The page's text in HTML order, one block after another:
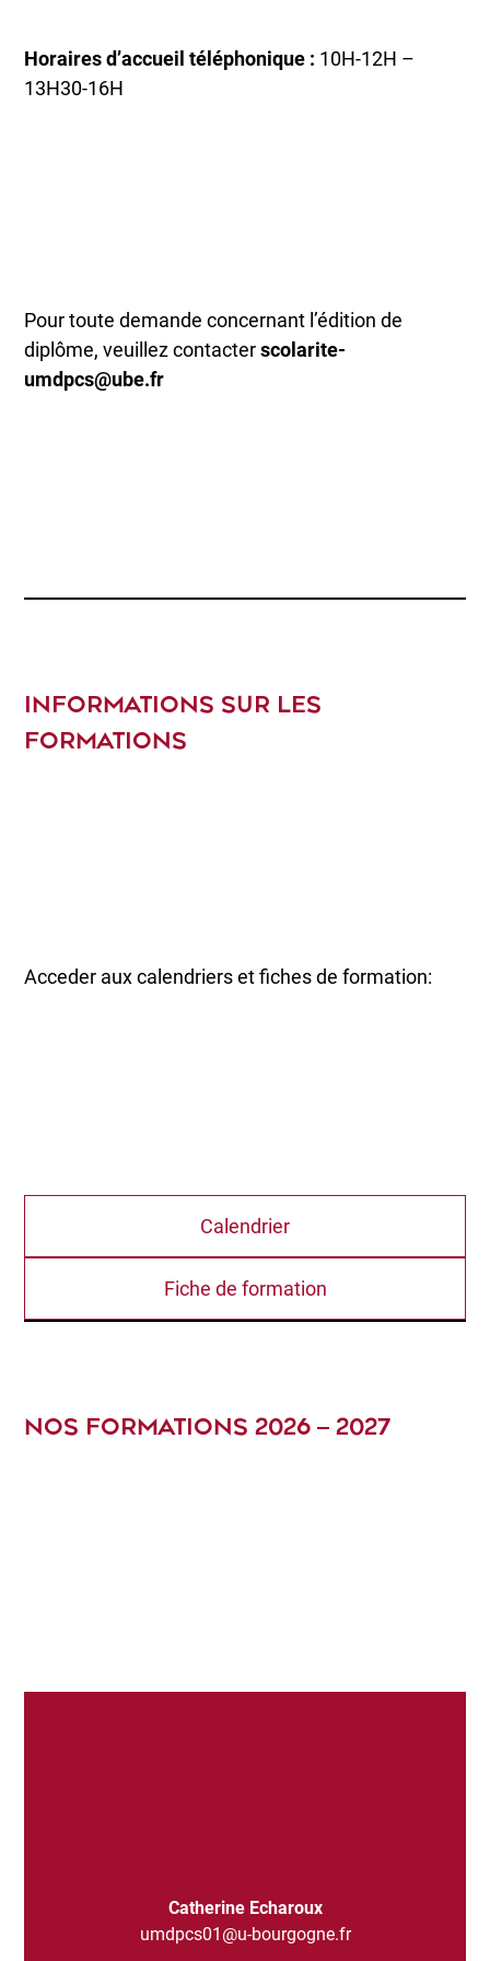
Horaires d’accueil téléphonique : 10H-12H –
13H30-16H
Pour toute demande concernant l’édition de
diplôme, veuillez contacterscolarite-
umdpcs@ube.fr
INFORMATIONS SUR LES
FORMATIONS
Acceder aux calendriers et fiches de formation:
Calendrier
Fiche de formation
NOS FORMATIONS 2026 – 2027
Catherine Echaroux
umdpcs01@u-bourgogne.fr